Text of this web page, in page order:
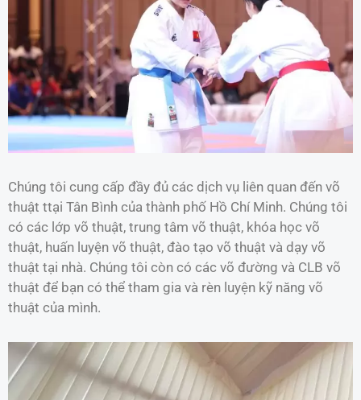
Chúng tôi cung cấp đầy đủ các dịch vụ liên quan đến võ
thuật ttại Tân Bình của thành phố Hồ Chí Minh. Chúng tôi
có các lớp võ thuật, trung tâm võ thuật, khóa học võ
thuật, huấn luyện võ thuật, đào tạo võ thuật và dạy võ
thuật tại nhà. Chúng tôi còn có các võ đường và CLB võ
thuật để bạn có thể tham gia và rèn luyện kỹ năng võ
thuật của mình.